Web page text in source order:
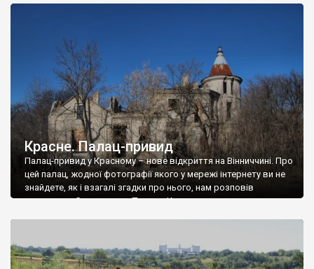
Красне. Палац-привид
Палац-привид у Красному – нове відкриття на Вінниччині. Про
цей палац, жодної фотографії якого у мережі інтернету ви не
знайдете, як і взагалі згадки про нього, нам розповів
мешканець Самгородка. Палац у Красному вразив не лише